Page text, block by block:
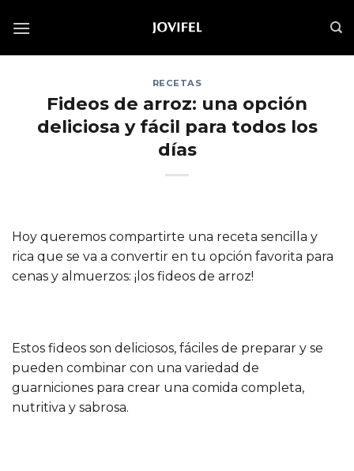
RECETAS
Fideos de arroz: una opción
deliciosa y fácil para todos los
días
Hoy queremos compartirte una receta sencilla y
rica que se va a convertir en tu opción favorita para
cenas y almuerzos: ¡los fideos de arroz!
Estos fideos son deliciosos, fáciles de preparar y se
pueden combinar con una variedad de
guarniciones para crear una comida completa,
nutritiva y sabrosa.